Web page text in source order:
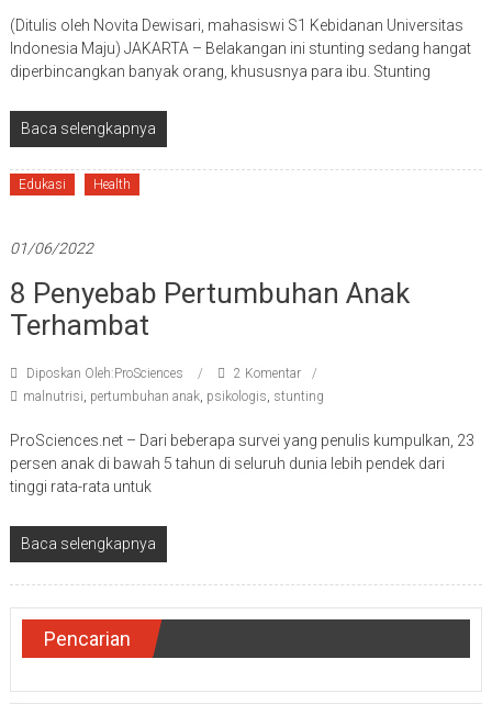
(Ditulis oleh Novita Dewisari, mahasiswi S1 Kebidanan Universitas
Indonesia Maju) JAKARTA – Belakangan ini stunting sedang hangat
diperbincangkan banyak orang, khususnya para ibu. Stunting
Baca selengkapnya
Edukasi Health
01/06/2022
8 Penyebab Pertumbuhan Anak
Terhambat
Diposkan Oleh:ProSciences
2 Komentar
malnutrisi pertumbuhan anak, psikologis stunting
ProSciences.net – Dari beberapa survei yang penulis kumpulkan, 23
persen anak di bawah 5 tahun di seluruh dunia lebih pendek dari
tinggi rata-rata untuk
Baca selengkapnya
Pencarian